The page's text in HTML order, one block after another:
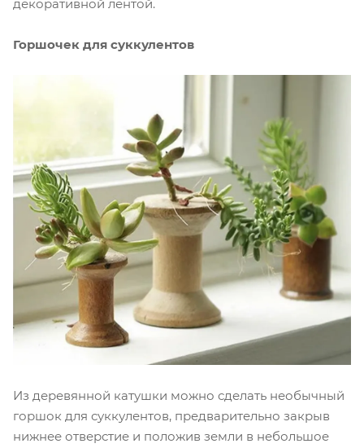
декоративной лентой.
Горшочек для суккулентов
Из деревянной катушки можно сделать необычный
горшок для суккулентов, предварительно закрыв
нижнее отверстие и положив земли в небольшое